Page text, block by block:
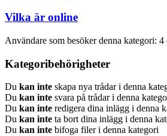
Vilka är online
Användare som besöker denna kategori: 4
Kategoribehörigheter
Du kan inte skapa nya trådar i denna
Du kan inte svara på trådar i denna
Du kan inte redigera dina inlägg i denna
Du kan inte ta bort dina inlägg i denna
Du kan inte bifoga filer i denna kategori